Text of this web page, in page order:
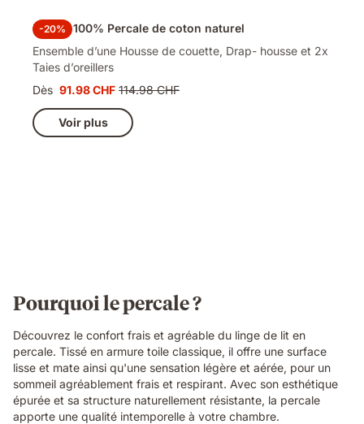
-20%
Parure 100% Percale de coton naturel
Ensemble d’une Housse de couette, Drap- housse et 2x
Taies d’oreillers
Dès Prix
91.98 CHF
91.98 CHF Prix
d'origine
114.98 CHF
114.98 CHF
Voir plus
Pourquoi le percale ?
Découvrez le confort frais et agréable du linge de lit en
percale. Tissé en armure toile classique, il offre une surface
lisse et mate ainsi qu'une sensation légère et aérée, pour un
sommeil agréablement frais et respirant. Avec son esthétique
épurée et sa structure naturellement résistante, la percale
apporte une qualité intemporelle à votre chambre.